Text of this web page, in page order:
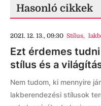
Hasonló cikkek
2021. 12. 13., 09:30 Stílus,
Ezt érdemes
stílus és a
Nem tudom, ki mennyire
lakberendezési stílusok